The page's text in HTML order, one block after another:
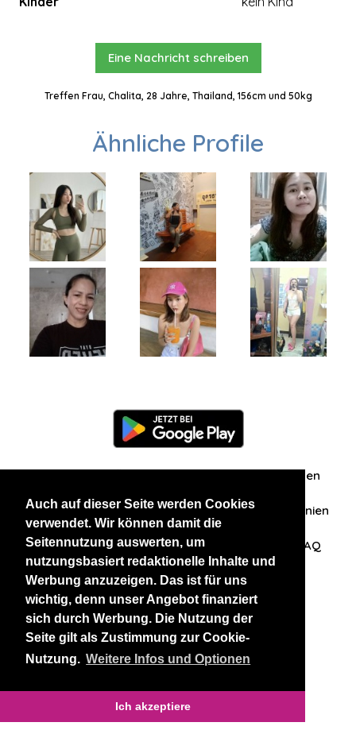
Auch auf dieser Seite werden Cookies
verwendet. Wir können damit die
Seitennutzung auswerten, um
nutzungsbasiert redaktionelle Inhalte und
Werbung anzuzeigen. Das ist für uns
wichtig, denn unser Angebot finanziert
sich durch Werbung. Die Nutzung der
Seite gilt als Zustimmung zur Cookie-
Nutzung. Weitere Infos und Optionen
Ich akzeptiere
Eine Nachricht schreiben
Treffen Frau, Chalita, 28 Jahre, Thailand, 156cm und 50kg
Ähnliche Profile
Zuschriften/Erfahrungen
Datenschutzerklärung AGB Datenschutzrichtlinien
Nehmen Sie Kontakt mit uns auf FAQ
Unsere anderen Websites
BlackAndBeauties RussianKisses
Copyright 2026 thaidatevip